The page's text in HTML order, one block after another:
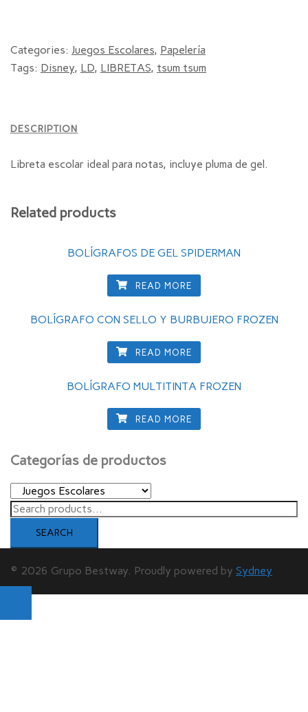
Categories: Juegos Escolares, Papelería
Tags: Disney, LD, LIBRETAS, tsum tsum
DESCRIPTION
Libreta escolar ideal para notas, incluye pluma de gel.
Related products
BOLÍGRAFOS DE GEL SPIDERMAN
READ MORE
BOLÍGRAFO CON SELLO Y BURBUJERO FROZEN
READ MORE
BOLÍGRAFO MULTITINTA FROZEN
READ MORE
Categorías de productos
Search
SEARCH
© 2026 Grupo Bestway. Proudly powered by Sydney